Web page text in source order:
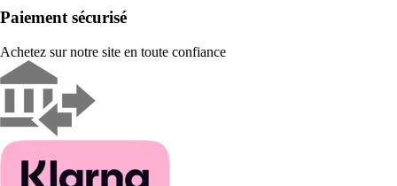
Paiement sécurisé
Achetez sur notre site en toute confiance